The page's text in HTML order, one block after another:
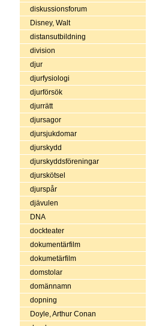
diskussionsforum
Disney, Walt
distansutbildning
division
djur
djurfysiologi
djurförsök
djurrätt
djursagor
djursjukdomar
djurskydd
djurskyddsföreningar
djurskötsel
djurspår
djävulen
DNA
dockteater
dokumentärfilm
dokumetärfilm
domstolar
domännamn
dopning
Doyle, Arthur Conan